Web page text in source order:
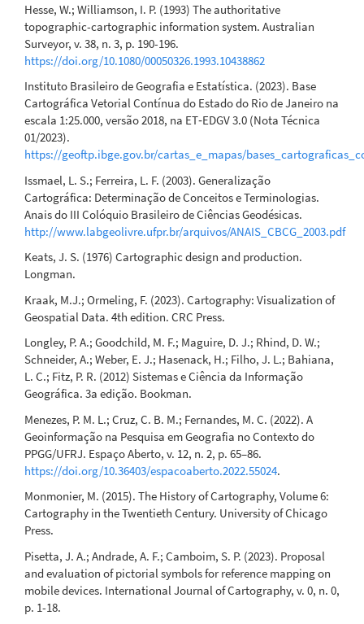
Hesse, W.; Williamson, I. P. (1993) The authoritative
topographic-cartographic information system. Australian
Surveyor, v. 38, n. 3, p. 190-196.
https://doi.org/10.1080/00050326.1993.10438862
Instituto Brasileiro de Geografia e Estatística. (2023). Base
Cartográfica Vetorial Contínua do Estado do Rio de Janeiro na
escala 1:25.000, versão 2018, na ET‐EDGV 3.0 (Nota Técnica
01/2023).
https://geoftp.ibge.gov.br/cartas_e_mapas/
Issmael, L. S.; Ferreira, L. F. (2003). Generalização
Cartográfica: Determinação de Conceitos e Terminologias.
Anais do III Colóquio Brasileiro de Ciências Geodésicas.
http://www.labgeolivre.ufpr.br/arquivos/ANAIS_CBCG_2003.pdf
Keats, J. S. (1976) Cartographic design and production.
Longman.
Kraak, M.J.; Ormeling, F. (2023). Cartography: Visualization of
Geospatial Data. 4th edition. CRC Press.
Longley, P. A.; Goodchild, M. F.; Maguire, D. J.; Rhind, D. W.;
Schneider, A.; Weber, E. J.; Hasenack, H.; Filho, J. L.; Bahiana,
L. C.; Fitz, P. R. (2012) Sistemas e Ciência da Informação
Geográfica. 3a edição. Bookman.
Menezes, P. M. L.; Cruz, C. B. M.; Fernandes, M. C. (2022). A
Geoinformação na Pesquisa em Geografia no Contexto do
PPGG/UFRJ. Espaço Aberto, v. 12, n. 2, p. 65–86.
https://doi.org/10.36403/espacoaberto.2022.55024.
Monmonier, M. (2015). The History of Cartography, Volume 6:
Cartography in the Twentieth Century. University of Chicago
Press.
Pisetta, J. A.; Andrade, A. F.; Camboim, S. P. (2023). Proposal
and evaluation of pictorial symbols for reference mapping on
mobile devices. International Journal of Cartography, v. 0, n. 0,
p. 1-18.